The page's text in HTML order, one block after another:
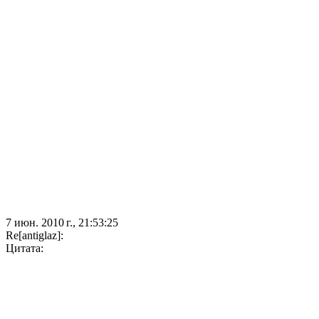
7 июн. 2010 г., 21:53:25
Re[antiglaz]:
Цитата: